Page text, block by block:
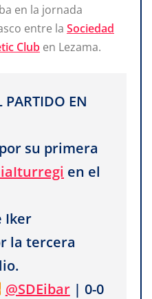
en la jornada
entre la Sociedad
Club en Lezama.
PARTIDO EN
su primera
en el
Iker
la tercera
@SDEibar| 0-0